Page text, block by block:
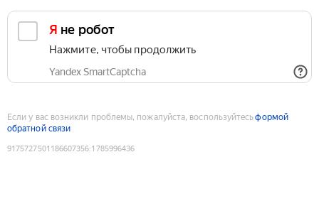
Я не робот
Нажмите, чтобы продолжить
Yandex SmartCaptcha
Если у вас возникли проблемы, пожалуйста, воспользуйтесьформой
обратной связи
9175727501186607356:1785996436